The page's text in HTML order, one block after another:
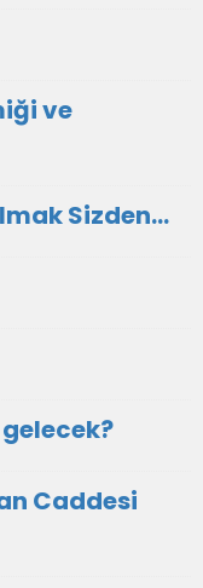
ve
Sizden…
Caddesi